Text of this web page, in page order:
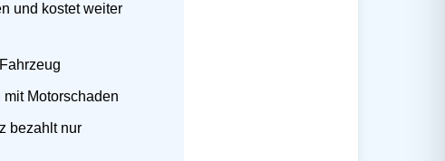
und kostet weiter
Motorschaden
bezahlt nur